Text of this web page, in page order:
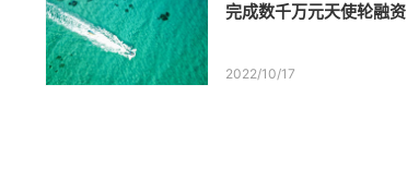
完成数千万元天使轮融资
2022/10/17